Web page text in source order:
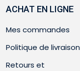
ACHAT EN LIGNE
Mes commandes
Politique de livraison
Retours et